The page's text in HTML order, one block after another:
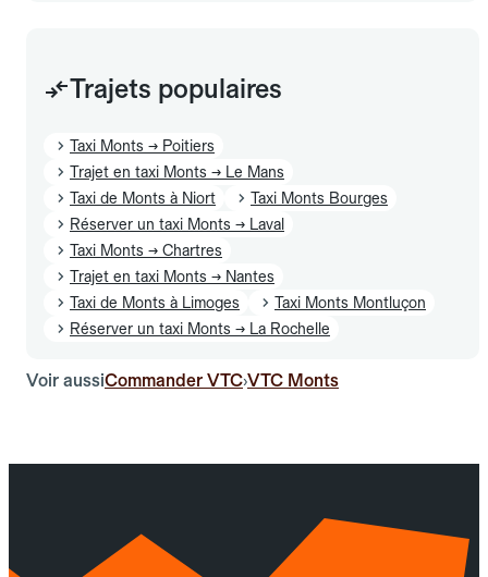
Trajets populaires
Taxi Monts → Poitiers
Trajet en taxi Monts → Le Mans
Taxi de Monts à Niort
Taxi Monts Bourges
Réserver un taxi Monts → Laval
Taxi Monts → Chartres
Trajet en taxi Monts → Nantes
Taxi de Monts à Limoges
Taxi Monts Montluçon
Réserver un taxi Monts → La Rochelle
Voir aussiCommander VTC›VTC Monts